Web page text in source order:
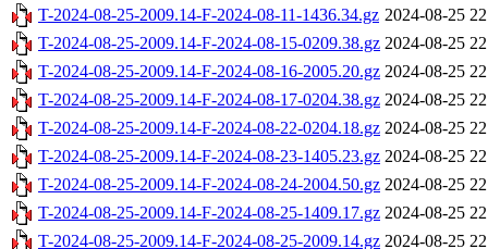
T-2024-08-25-2009.14-F-2024-08-11-1436.34.gz 2024-08-25
T-2024-08-25-2009.14-F-2024-08-15-0209.38.gz 2024-08-25
T-2024-08-25-2009.14-F-2024-08-16-2005.20.gz 2024-08-25
T-2024-08-25-2009.14-F-2024-08-17-0204.38.gz 2024-08-25
T-2024-08-25-2009.14-F-2024-08-22-0204.18.gz 2024-08-25
T-2024-08-25-2009.14-F-2024-08-23-1405.23.gz 2024-08-25
T-2024-08-25-2009.14-F-2024-08-24-2004.50.gz 2024-08-25
T-2024-08-25-2009.14-F-2024-08-25-1409.17.gz 2024-08-25
T-2024-08-25-2009.14-F-2024-08-25-2009.14.gz 2024-08-25